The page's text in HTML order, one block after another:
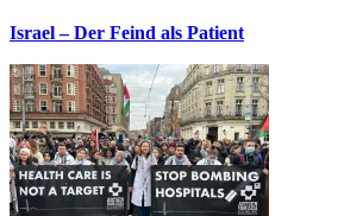
Israel – Der Feind als Patient